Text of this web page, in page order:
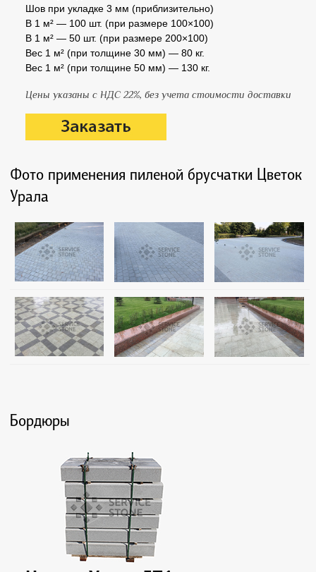
Шов при укладке 3 мм (приблизительно)
В 1 м² — 100 шт. (при размере 100×100)
В 1 м² — 50 шт. (при размере 200×100)
Вес 1 м² (при толщине 30 мм) — 80 кг.
Вес 1 м² (при толщине 50 мм) — 130 кг.
Цены указаны с НДС 22%, без учета стоимости доставки
Фото применения пиленой брусчатки Цветок
Урала
Бордюры